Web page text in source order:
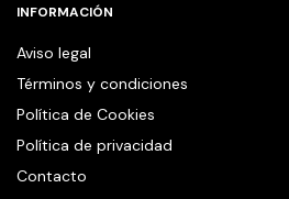
INFORMACIÓN
Aviso legal
Términos y condiciones
Política de Cookies
Política de privacidad
Contacto